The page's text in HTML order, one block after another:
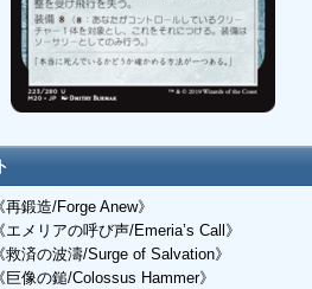
再鍛造/Forge Anew》
エメリアの呼び声/Emeria’s Call》
救済の波濤/Surge of Salvation》
巨像の鎚/Colossus Hammer》